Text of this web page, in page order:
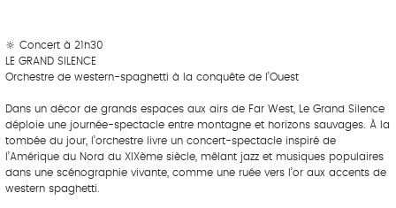
🔆 Concert à 21h30
LE GRAND SILENCE
Orchestre de western-spaghetti à la conquête de l’Ouest
Dans un décor de grands espaces aux airs de Far West, Le Grand Silence
déploie une journée-spectacle entre montagne et horizons sauvages. À la
tombée du jour, l’orchestre livre un concert-spectacle inspiré de
l’Amérique du Nord du XIXème siècle, mêlant jazz et musiques populaires
dans une scénographie vivante, comme une ruée vers l’or aux accents de
western spaghetti.